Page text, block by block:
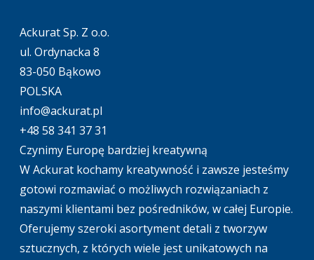
Ackurat Sp. Z o.o.
ul. Ordynacka 8
83-050 Bąkowo
POLSKA
info@ackurat.pl
+48 58 341 37 31
Czynimy Europę bardziej kreatywną
W Ackurat kochamy kreatywność i zawsze jesteśmy
gotowi rozmawiać o możliwych rozwiązaniach z
naszymi klientami bez pośredników, w całej Europie.
Oferujemy szeroki asortyment detali z tworzyw
sztucznych, z których wiele jest unikatowych na